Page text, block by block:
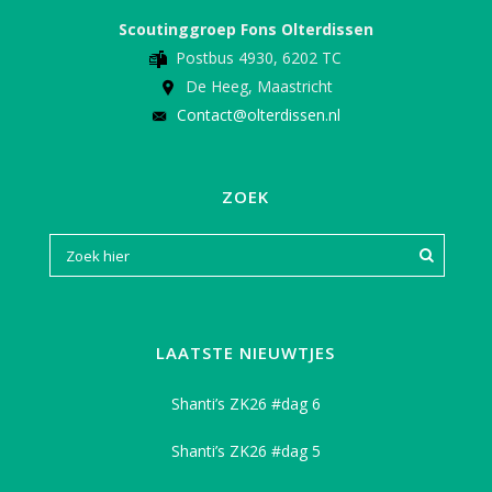
Scoutinggroep Fons Olterdissen
Postbus 4930, 6202 TC
De Heeg, Maastricht
Contact@olterdissen.nl
ZOEK
LAATSTE NIEUWTJES
Shanti’s ZK26 #dag 6
Shanti’s ZK26 #dag 5